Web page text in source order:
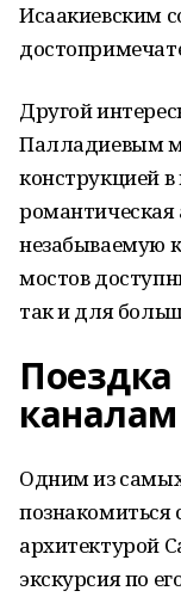
Исаакиевским
Другой
Палладиевым
конструкцией
незабываемую
мостов
так и для
каналам
Одним из
познакомиться
архитектурой
экскурсия по